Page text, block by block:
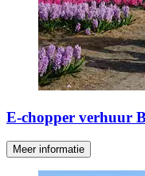
E-chopper verhuur
Meer informatie